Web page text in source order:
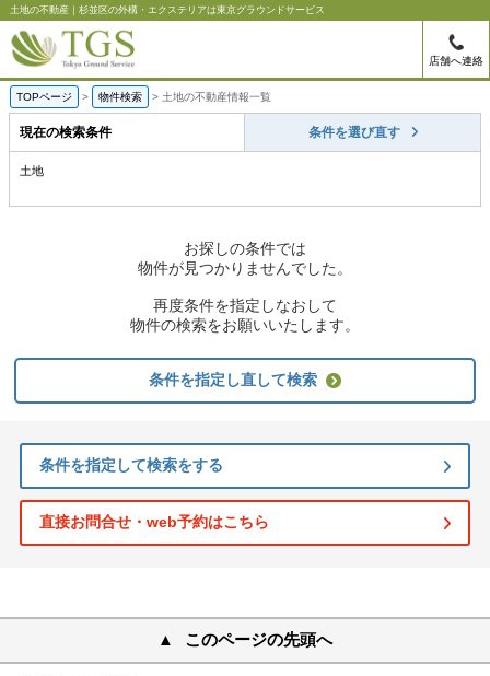
土地の不動産｜杉並区の外構・エクステリアは東京グラウンドサービス
店舗へ連絡
TOPページ 物件検索 土地の不動産情報一覧
現在の検索条件 条件を選び直す
土地
お探しの条件では
物件が見つかりませんでした。
再度条件を指定しなおして
物件の検索をお願いいたします。
条件を指定し直して検索
条件を指定して検索をする
直接お問合せ・web予約はこちら
このページの先頭へ